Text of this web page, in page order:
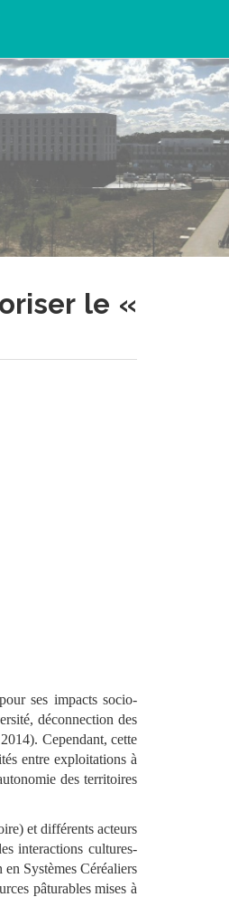
le «
ses impacts socio-
déconnection des
Cependant, cette
entre exploitations à
des territoires
et différents acteurs
interactions cultures-
Systèmes Céréaliers
pâturables mises à